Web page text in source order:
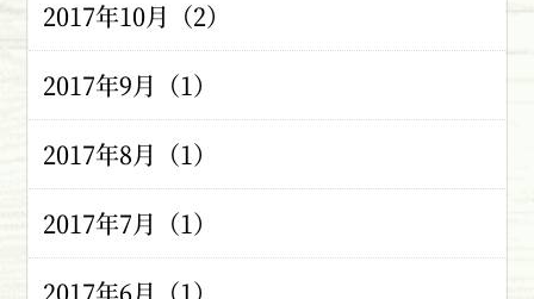
2017年10月（2）
2017年9月（1）
2017年8月（1）
2017年7月（1）
2017年6月（1）